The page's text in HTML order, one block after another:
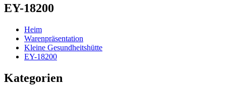
EY-18200
Heim
Warenpräsentation
Kleine Gesundheitshütte
EY-18200
Kategorien